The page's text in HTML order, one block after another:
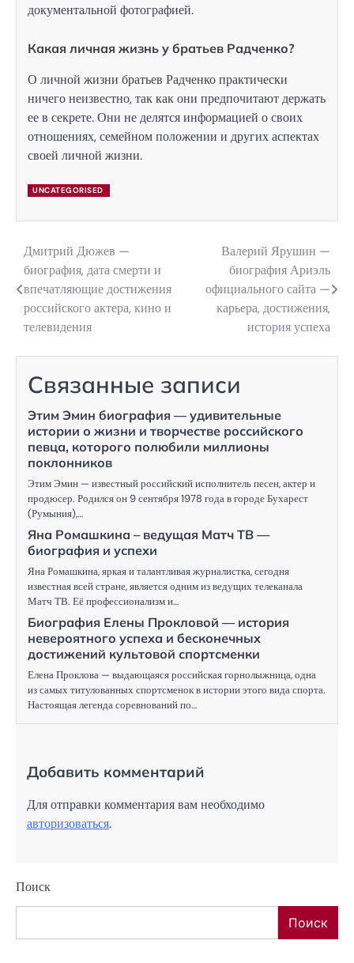
документальной фотографией.
Какая личная жизнь у братьев Радченко?
О личной жизни братьев Радченко практически
ничего неизвестно, так как они предпочитают держать
ее в секрете. Они не делятся информацией о своих
отношениях, семейном положении и других аспектах
своей личной жизни.
UNCATEGORISED
Навигация
по
записям
Дмитрий Дюжев —
биография, дата смерти и
впечатляющие достижения
российского актера, кино и
телевидения
Валерий Ярушин —
биография Ариэль
официального сайта —
карьера, достижения,
история успеха
Связанные записи
Этим Эмин биография — удивительные
истории о жизни и творчестве российского
певца, которого полюбили миллионы
поклонников
Этим Эмин — известный российский исполнитель песен, актер и
продюсер. Родился он 9 сентября 1978 года в городе Бухарест
(Румыния),…
Яна Ромашкина – ведущая Матч ТВ —
биография и успехи
Яна Ромашкина, яркая и талантливая журналистка, сегодня
известная всей стране, является одним из ведущих телеканала
Матч ТВ. Её профессионализм и…
Биография Елены Прокловой — история
невероятного успеха и бесконечных
достижений культовой спортсменки
Елена Проклова — выдающаяся российская горнолыжница, одна
из самых титулованных спортсменок в истории этого вида спорта.
Настоящая легенда соревнований по…
Добавить комментарий
Для отправки комментария вам необходимо
авторизоваться.
Поиск
Поиск